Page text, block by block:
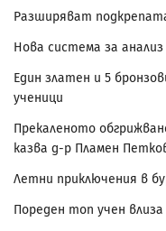
Разширяват
Нова система за
Един златен и 5
ученици
Прекаленото
казва д-р Пламен
Летни приключения в
Пореден топ учен влиза